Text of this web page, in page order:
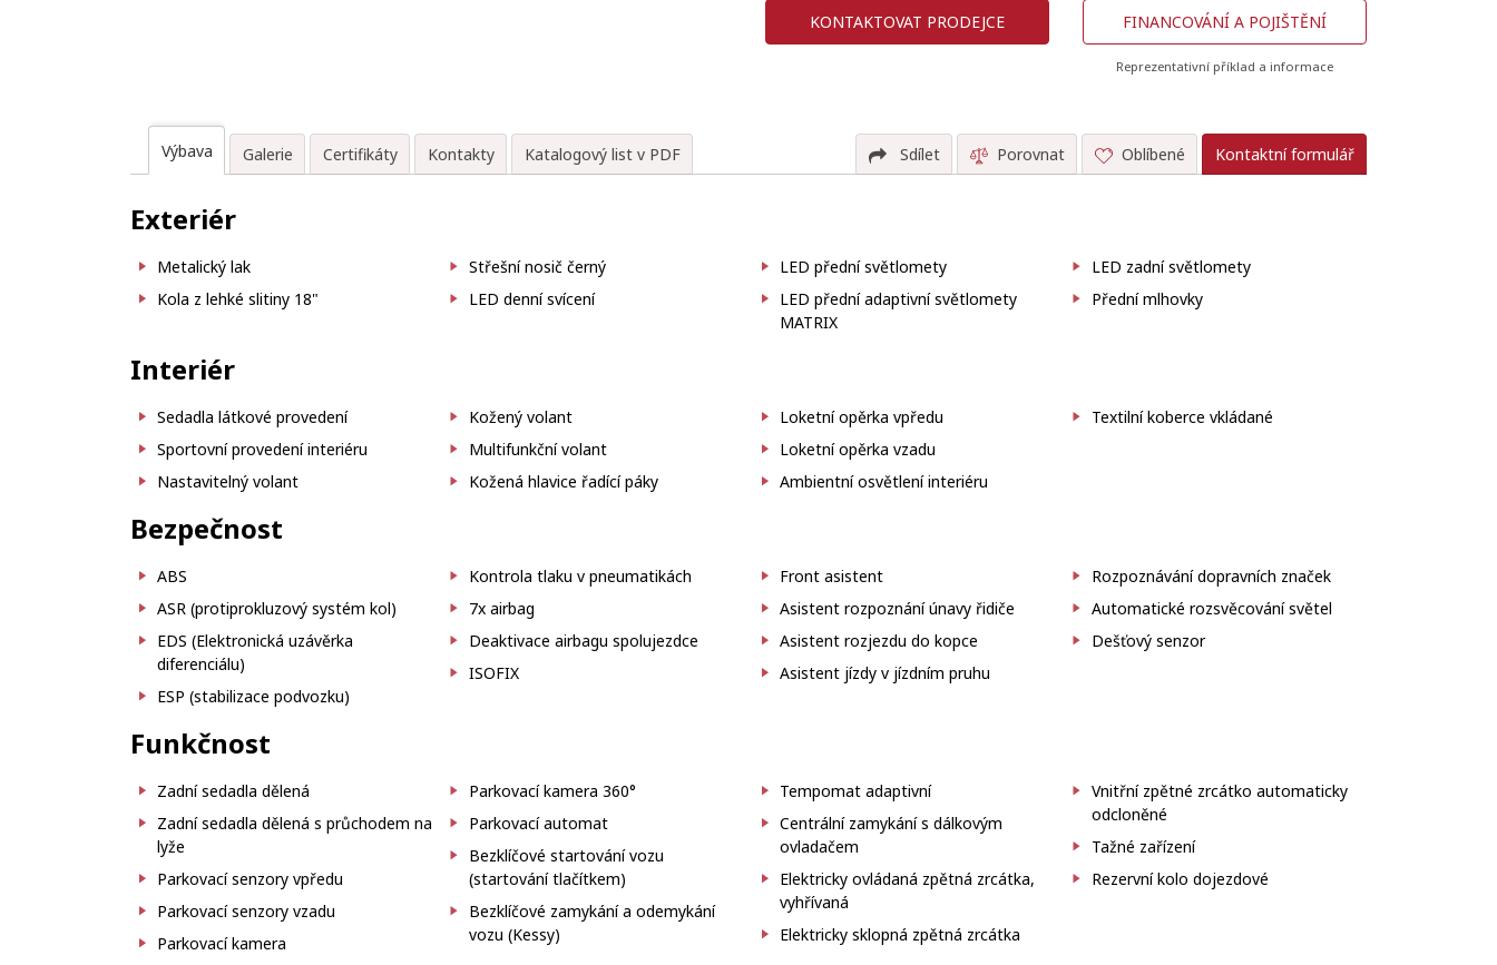
KONTAKTOVAT PRODEJCE FINANCOVÁNÍ A POJIŠTĚNÍ
Reprezentativní příklad a informace
Výbava Galerie Certifikáty Kontakty Kontaktní formulář
Katalogový list v PDF Oblíbené
Porovnat
Sdílet
Exteriér
Metalický lak
Kola z lehké slitiny 18"
Střešní nosič černý
LED denní svícení
LED přední světlomety
LED přední adaptivní světlomety
MATRIX
LED zadní světlomety
Přední mlhovky
Interiér
Sedadla látkové provedení
Sportovní provedení interiéru
Nastavitelný volant
Kožený volant
Multifunkční volant
Kožená hlavice řadící páky
Loketní opěrka vpředu
Loketní opěrka vzadu
Ambientní osvětlení interiéru
Textilní koberce vkládané
Bezpečnost
ABS
ASR (protiprokluzový systém kol)
EDS (Elektronická uzávěrka
diferenciálu)
ESP (stabilizace podvozku)
Kontrola tlaku v pneumatikách
7x airbag
Deaktivace airbagu spolujezdce
ISOFIX
Front asistent
Asistent rozpoznání únavy řidiče
Asistent rozjezdu do kopce
Asistent jízdy v jízdním pruhu
Rozpoznávání dopravních značek
Automatické rozsvěcování světel
Dešťový senzor
Funkčnost
Zadní sedadla dělená
Zadní sedadla dělená s průchodem na
lyže
Parkovací senzory vpředu
Parkovací senzory vzadu
Parkovací kamera
Parkovací kamera 360°
Parkovací automat
Bezklíčové startování vozu
(startování tlačítkem)
Bezklíčové zamykání a odemykání
vozu (Kessy)
Tempomat adaptivní
Centrální zamykání s dálkovým
ovladačem
Elektricky ovládaná zpětná zrcátka,
vyhřívaná
Elektricky sklopná zpětná zrcátka
Vnitřní zpětné zrcátko automaticky
odcloněné
Tažné zařízení
Rezervní kolo dojezdové